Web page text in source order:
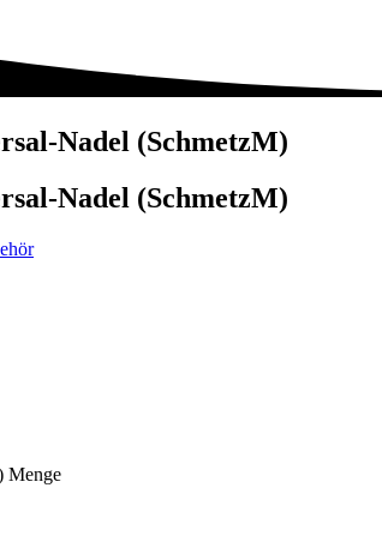
Nadel (SchmetzM)
Nadel (SchmetzM)
Menge